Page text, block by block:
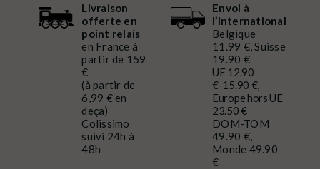
Livraison
offerte en
point relais
en France à
partir de 159
€
(à partir de
6,99 € en
deça)
Colissimo
suivi 24h à
48h
Envoi à
l’international
Belgique
11.99 €, Suisse
19.90 €
UE 12.90
€-15.90 €,
Europe hors UE
23.50 €
DOM-TOM
49.90 €,
Monde 49.90
€